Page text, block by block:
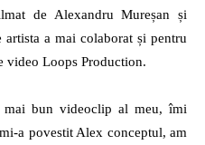
de Alexandru Mureșan și
a mai colaborat și pentru
video Loops Production.
mai bun videoclip al meu, îmi
a povestit Alex conceptul, am